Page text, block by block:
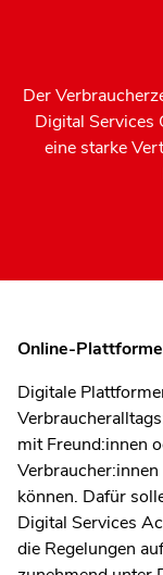
Der
Digital Services
eine starke
Online-
Digitale
mit Freund:innen
können. Dafür
Digital Services
die Regelungen